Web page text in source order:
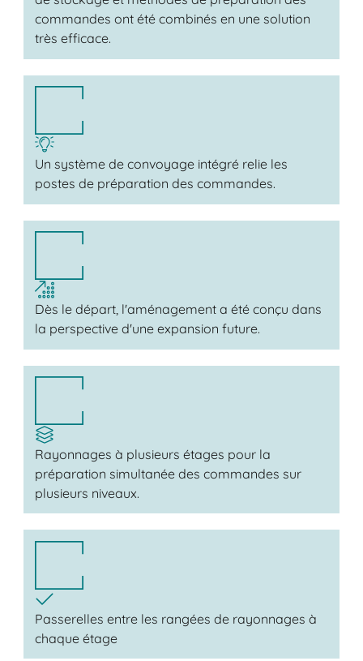
commandes ont été combinés en une solution
très efficace.
Un système de convoyage intégré relie les
postes de préparation des commandes.
Dès le départ, l'aménagement a été conçu dans
la perspective d'une expansion future.
Rayonnages à plusieurs étages pour la
préparation simultanée des commandes sur
plusieurs niveaux.
Passerelles entre les rangées de rayonnages à
chaque étage